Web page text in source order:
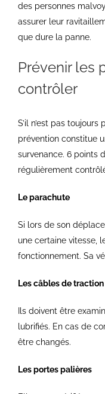
des personnes
assurer leur
que dure la panne.
Prévenir les
contrôler
S’il n’est pas
prévention constitue
survenance. 6 points
régulièrement
Le parachute
Si lors de son
une certaine vitesse,
fonctionnement. Sa
Les câbles de traction
Ils doivent être
lubrifiés. En cas de
être changés.
Les portes palières